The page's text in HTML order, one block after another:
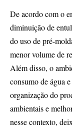
De acordo com o
diminuição de
do uso de pré-
menor volume de
Além disso, o
consumo de água
organização do
ambientais e
nesse contexto,